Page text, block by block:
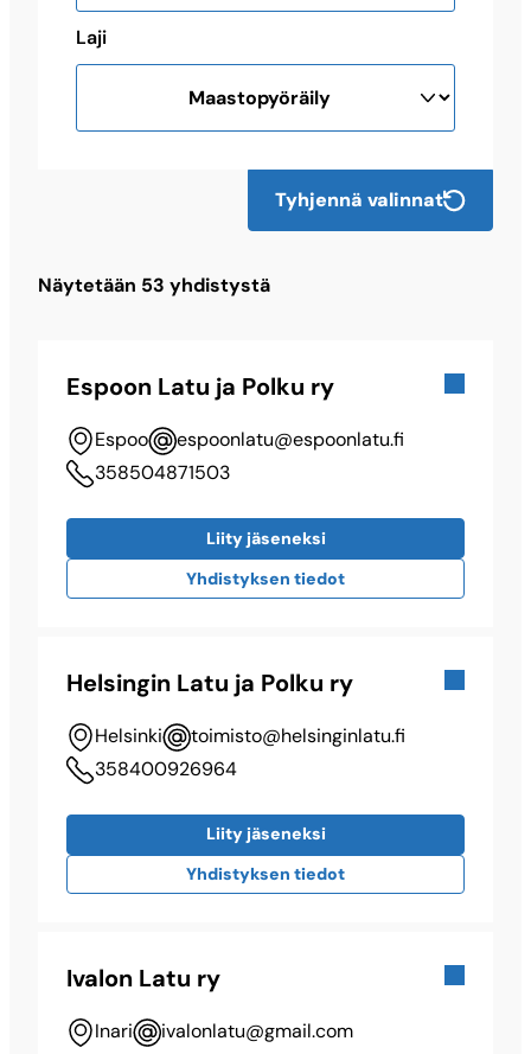
Laji
Tyhjennä valinnat
Näytetään 53 yhdistystä
Espoon Latu ja Polku ry
Espoo
espoonlatu@​espoonlatu.fi
358504871503
Liity jäseneksi
Yhdistyksen tiedot
Helsingin Latu ja Polku ry
Helsinki
toimisto@​helsinginlatu.fi
358400926964
Liity jäseneksi
Yhdistyksen tiedot
Ivalon Latu ry
Inari ivalonlatu@​gmail.com